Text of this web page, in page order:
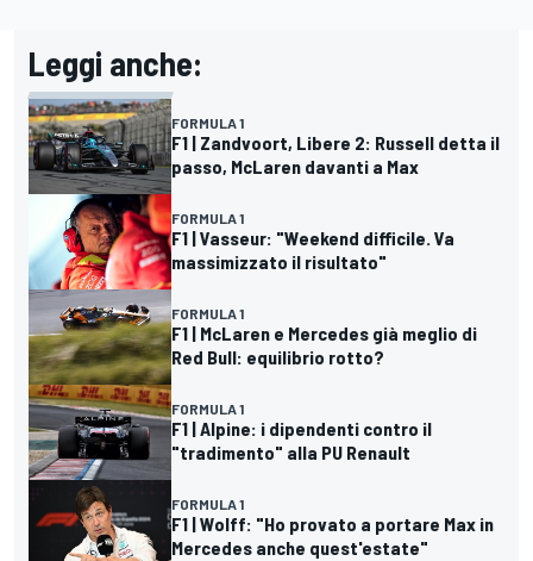
Leggi anche:
FORMULA 1
F1 | Zandvoort, Libere 2: Russell detta il
passo, McLaren davanti a Max
FORMULA 1
F1 | Vasseur: "Weekend difficile. Va
massimizzato il risultato"
FORMULA 1
F1 | McLaren e Mercedes già meglio di
Red Bull: equilibrio rotto?
FORMULA 1
F1 | Alpine: i dipendenti contro il
"tradimento" alla PU Renault
FORMULA 1
F1 | Wolff: "Ho provato a portare Max in
Mercedes anche quest'estate"